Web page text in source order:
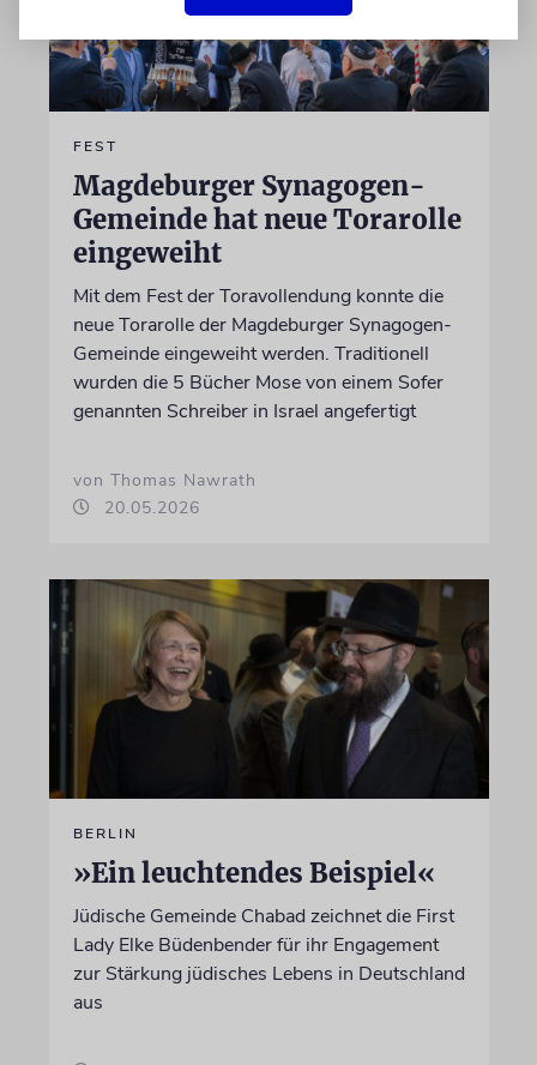
FEST
Magdeburger Synagogen-
Gemeinde hat neue Torarolle
eingeweiht
Mit dem Fest der Toravollendung konnte die
neue Torarolle der Magdeburger Synagogen-
Gemeinde eingeweiht werden. Traditionell
wurden die 5 Bücher Mose von einem Sofer
genannten Schreiber in Israel angefertigt
von Thomas Nawrath
20.05.2026
BERLIN
»Ein leuchtendes Beispiel«
Jüdische Gemeinde Chabad zeichnet die First
Lady Elke Büdenbender für ihr Engagement
zur Stärkung jüdisches Lebens in Deutschland
aus